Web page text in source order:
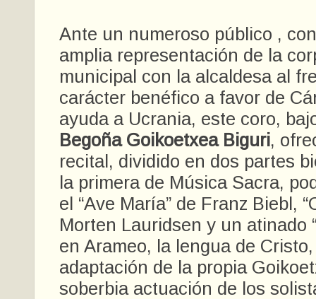
Ante un numeroso público ,
amplia representación de la
municipal con la alcaldesa al
carácter benéfico a favor de
ayuda a Ucrania, este coro,
Begoña Goikoetxea Biguri,
recital, dividido en dos partes
la primera de Música Sacra,
el “Ave María” de Franz Biebl,
Morten Lauridsen y un atinado
en Arameo, la lengua de
adaptación de la propia
soberbia actuación de los